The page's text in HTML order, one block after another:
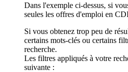
Dans l'exemple ci-dessus, si
seules les offres d'emploi en
Si vous obtenez trop peu de
certains mots-clés ou certains
recherche.
Les filtres appliqués à votre
suivante :